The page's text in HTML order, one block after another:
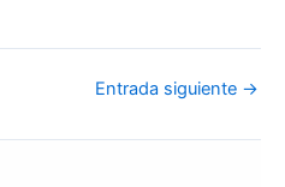
Entrada siguiente →